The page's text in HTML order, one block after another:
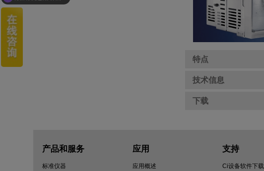
特点
技术信息
下载
产品和服务
标准仪器
应用
应用概述
支持
Ci设备软件下载
可以介绍下你们的产品么？